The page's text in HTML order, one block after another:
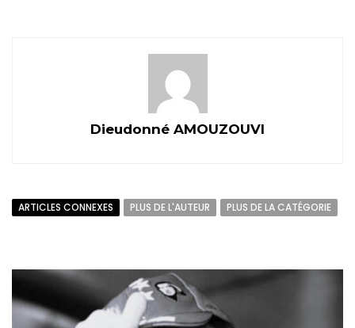
Dieudonné AMOUZOUVI
ARTICLES CONNEXES PLUS DE L'AUTEUR PLUS DE LA CATÉGORIE